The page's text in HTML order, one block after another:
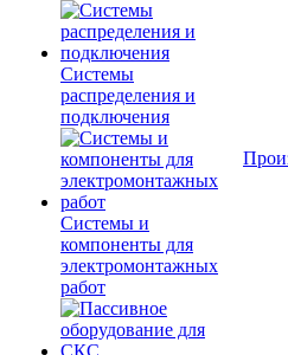
Системы
распределения и
подключения
Системы и
компоненты для
электромонтажных
работ